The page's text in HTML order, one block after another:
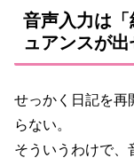
音声入力は
ュアンスが
せっかく日記を再
らない。
そういうわけで、